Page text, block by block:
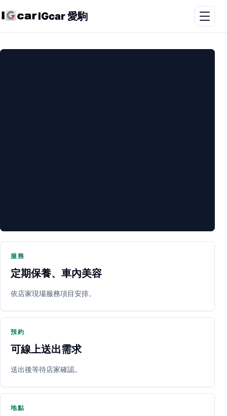
IGcar 愛駒
PARTNER SHOP
立即預約 開啟地圖 其他店家
服務
定期保養、車內美容
依店家現場服務項目安排。
預約
可線上送出需求
送出後等待店家確認。
地點